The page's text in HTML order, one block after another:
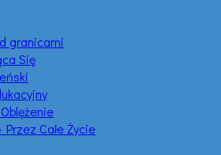
granicami
Się
Całe Życie